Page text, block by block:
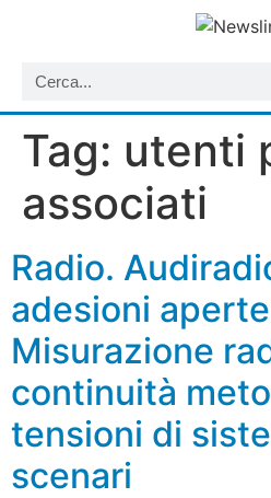
Tag: utenti
associati
Radio.
adesioni
Misurazione
continuità
tensioni di
scenari